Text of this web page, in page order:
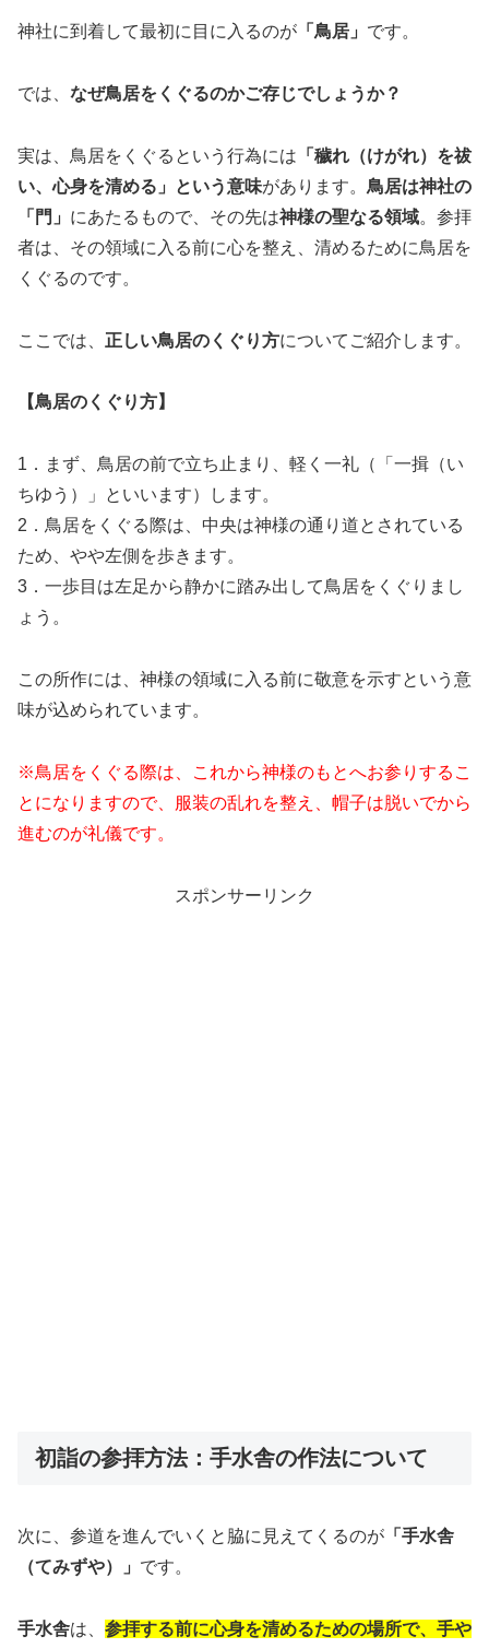
神社に到着して最初に目に入るのが 「鳥居」 です。
では、 なぜ鳥居をくぐるのかご存じでしょうか？
実は、鳥居をくぐるという行為には 「穢れ（けがれ）を祓
い、心身を清める」という意味があります。 鳥居は神社の
「門」 にあたるもので、その先は神様の聖なる領域。参拝
者は、その領域に入る前に心を整え、清めるために鳥居を
くぐるのです。
ここでは、 正しい鳥居のくぐり方についてご紹介します。
【鳥居のくぐり方】
1．まず、鳥居の前で立ち止まり、軽く一礼（「一揖（い
ちゆう）」といいます）します。
2．鳥居をくぐる際は、中央は神様の通り道とされている
ため、やや左側を歩きます。
3．一歩目は左足から静かに踏み出して鳥居をくぐりまし
ょう。
この所作には、神様の領域に入る前に敬意を示すという意
味が込められています。
※鳥居をくぐる際は、これから神様のもとへお参りするこ
とになりますので、服装の乱れを整え、帽子は脱いでから
進むのが礼儀です。
スポンサーリンク
初詣の参拝方法：手水舎の作法について
次に、参道を進んでいくと脇に見えてくるのが 「手水舎
（てみずや）」 です。
手水舎は、 参拝する前に心身を清めるための場所で、手や